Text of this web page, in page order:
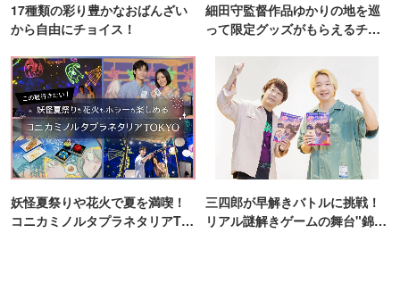
17種類の彩り豊かなおばんざい
から自由にチョイス！
細田守監督作品ゆかりの地を巡
って限定グッズがもらえるチャ
妖怪夏祭りや花火で夏を満喫！
コニカミノルタプラネタリアTO
三四郎が早解きバトルに挑戦！
リアル謎解きゲームの舞台"錦糸